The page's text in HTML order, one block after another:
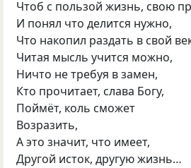
Чтоб с пользой жизнь, свою
И понял что делится нужно,
Что накопил раздать в свой
Читая мысль учится можно,
Ничто не требуя в замен,
Кто прочитает, слава Богу,
Поймёт, коль сможет
Возразить,
А это значит, что имеет,
Другой исток, другую жизнь…